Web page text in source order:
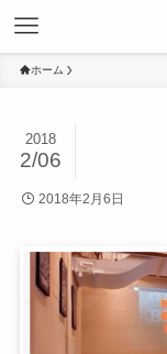
ホーム
2018
2/06
2018年2月6日